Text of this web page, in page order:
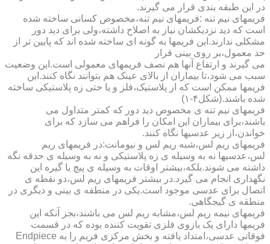
در این طبقه بندی قرار می گیرند.
فریمهای نیم تنه :فریمهای نیم تنه،مخصوص کسانی ساخته شده
است که دید نزدیکشان نیاز به اصلاح داشته،ولی برای دید دور
مشکلی ندارند.این فریمها به گونه ای ساخته شده اند که پایین تر از
حد معمول،بر روی بینی قرار
می گیرند و ارتفاع آنها هم نصف فریمهای معمولی است.این وضعیت
سبب می شود،تا بیماران از بالای عینک هم بتوانند نگاه کنند.این
فریمها ممکن است که از پلاستیک،فلز و یا حتی زه پلاستیکی ساخته
شده باشند.(شکل۴-۱)
فریمهای نیم تنه ی مخصوص دید دور که کمتر متداول می
باشند،برای بیماران این امکان را فراهم می سازد که برای
خواندن،از زیر عدسیها نگاه کنند.
فریمهای ریم لس،شبه ریم لس و نیومانت:در فریمهای ریم
لس،عدسیها نه به وسیله ی زه پلاستیکی و نه به وسیله ی حدقه نگه
داشته می شوند.بلکه،بیشتر اوقات به وسیله ی پیچ یا گیره این
نگهداری انجام می گیرد.در بیشتر فریمهای ریم لس،دو نقطه ی
اتصال برای عدسی موجود است.یکی در منطقه ی بینی و دیگری در
منطقه ی گیجگاهی.
فریمهای نیمه ریم لس،مشابه ریم لس می باشند،بجز آنکه این
فریمها دارای یک بازوی فلزی تقویت کننده بوده که در قسمت
فوقانی عدسی،امتداد یافته و بخش مرکزی فریم را به Endpiece